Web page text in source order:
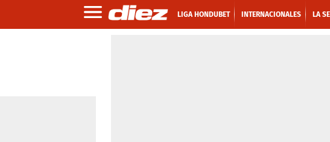
LIGA HONDUBET INTERNACIONALES LA